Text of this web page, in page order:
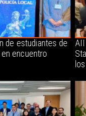
de estudiantes de
encuentro
AII